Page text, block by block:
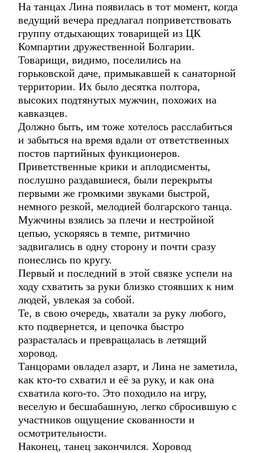
На танцах Лина появилась в тот момент, когда
ведущий вечера предлагал поприветствовать
группу отдыхающих товарищей из ЦК
Компартии дружественной Болгарии.
Товарищи, видимо, поселились на
горьковской даче, примыкавшей к санаторной
территории. Их было десятка полтора,
высоких подтянутых мужчин, похожих на
кавказцев.
Должно быть, им тоже хотелось расслабиться
и забыться на время вдали от ответственных
постов партийных функционеров.
Приветственные крики и аплодисменты,
послушно раздавшиеся, были перекрыты
первыми же громкими звуками быстрой,
немного резкой, мелодией болгарского танца.
Мужчины взялись за плечи и нестройной
цепью, ускоряясь в темпе, ритмично
задвигались в одну сторону и почти сразу
понеслись по кругу.
Первый и последний в этой связке успели на
ходу схватить за руки близко стоявших к ним
людей, увлекая за собой.
Те, в свою очередь, хватали за руку любого,
кто подвернется, и цепочка быстро
разрасталась и превращалась в летящий
хоровод.
Танцорами овладел азарт, и Лина не заметила,
как кто-то схватил и её за руку, и как она
схватила кого-то. Это походило на игру,
веселую и бесшабашную, легко сбросившую с
участников ощущение скованности и
осмотрительности.
Наконец, танец закончился. Хоровод